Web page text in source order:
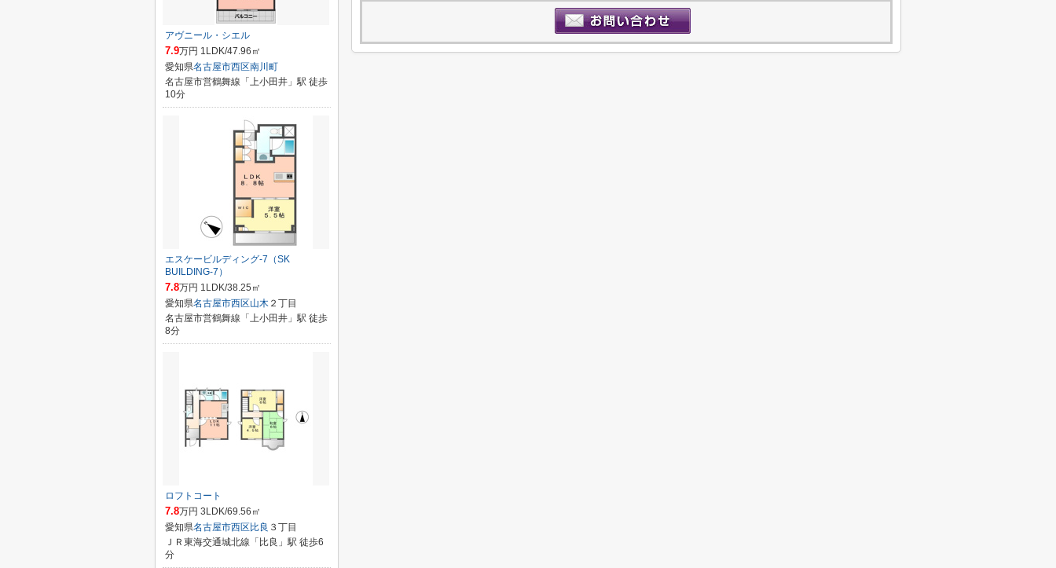
アヴニール・シエル
7.9万円 1LDK/47.96㎡
愛知県名古屋市西区南川町
名古屋市営鶴舞線「上小田井」駅 徒歩
10分
エスケービルディング-7（SK
BUILDING-7）
7.8万円 1LDK/38.25㎡
愛知県名古屋市西区山木 ２丁目
名古屋市営鶴舞線「上小田井」駅 徒歩
8分
ロフトコート
7.8万円 3LDK/69.56㎡
愛知県名古屋市西区 比良 ３丁目
ＪＲ東海交通城北線「比良」駅 徒歩6
分